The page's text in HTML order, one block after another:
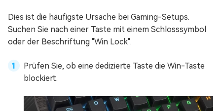
Dies ist die häufigste Ursache bei Gaming-Setups.
Suchen Sie nach einer Taste mit einem Schlosssymbol
oder der Beschriftung "Win Lock".
Prüfen Sie, ob eine dedizierte Taste die Win-Taste
blockiert.